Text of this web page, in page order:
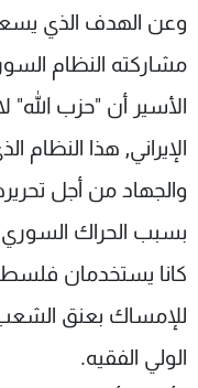
وعن الهدف الذي
مشاركته النظام
الأسير أن "حزب الله"
الإيراني, هذا
والجهاد من أجل
بسبب الحراك السوري,
كانا يستخدمان
للإمساك بعنق الشعب
الولي الفقيه.